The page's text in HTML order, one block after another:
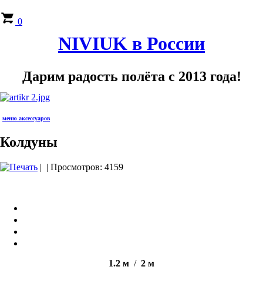
0
NIVIUK в России
Дарим радость полёта с 2013 года!
меню аксессуаров
Колдуны
| | Просмотров: 4159
1.2 м / 2 м